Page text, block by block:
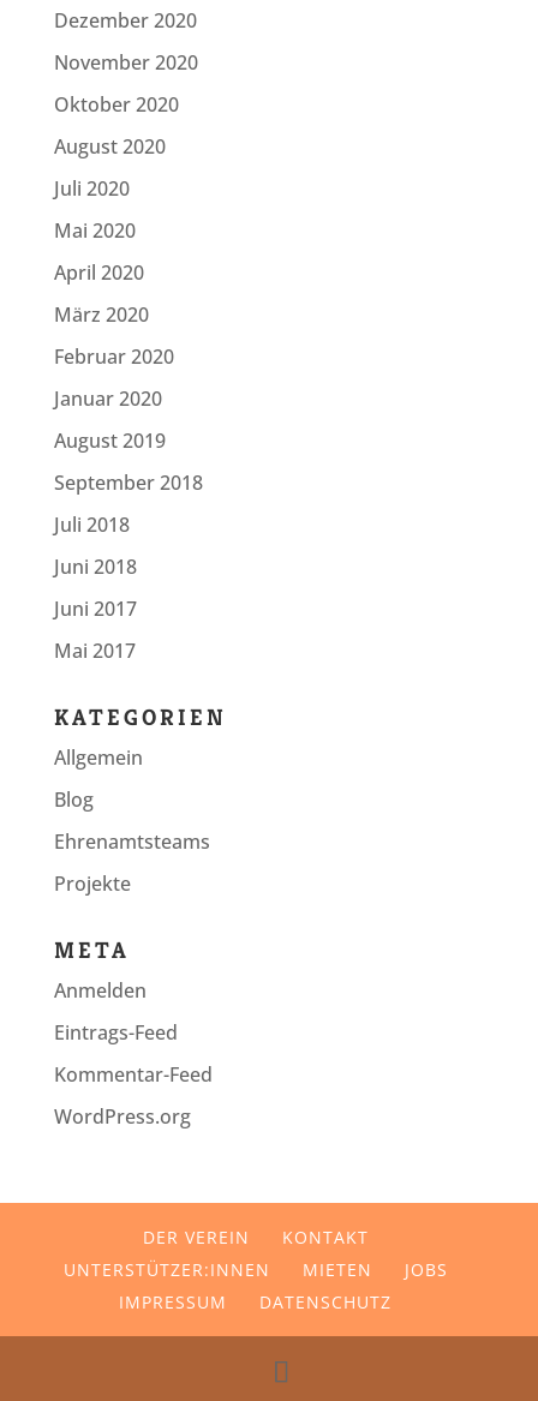
Dezember 2020
November 2020
Oktober 2020
August 2020
Juli 2020
Mai 2020
April 2020
März 2020
Februar 2020
Januar 2020
August 2019
September 2018
Juli 2018
Juni 2018
Juni 2017
Mai 2017
KATEGORIEN
Allgemein
Blog
Ehrenamtsteams
Projekte
META
Anmelden
Eintrags-Feed
Kommentar-Feed
WordPress.org
DER VEREIN
KONTAKT
UNTERSTÜTZER:INNEN
MIETEN
JOBS
IMPRESSUM
DATENSCHUTZ